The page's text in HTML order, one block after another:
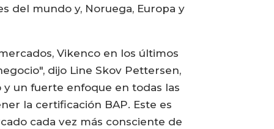
del mundo y, Noruega, Europa y
Vikenco en los últimos
dijo Line Skov Pettersen,
un fuerte enfoque en todas las
la certificación BAP. Este es
cada vez más consciente de